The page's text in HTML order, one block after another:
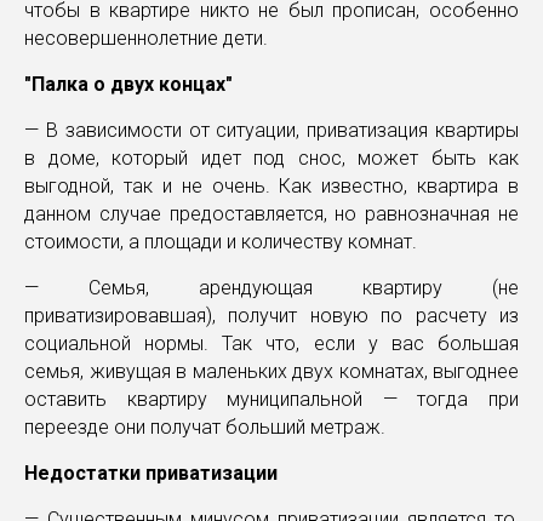
чтобы в квартире никто не был прописан, особенно
несовершеннолетние дети.
"Палка о двух концах"
— В зависимости от ситуации, приватизация квартиры
в доме, который идет под снос, может быть как
выгодной, так и не очень. Как известно, квартира в
данном случае предоставляется, но равнозначная не
стоимости, а площади и количеству комнат.
— Семья, арендующая квартиру (не
приватизировавшая), получит новую по расчету из
социальной нормы. Так что, если у вас большая
семья, живущая в маленьких двух комнатах, выгоднее
оставить квартиру муниципальной — тогда при
переезде они получат больший метраж.
Недостатки приватизации